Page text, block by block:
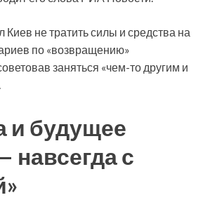
Киев не тратить силы и средства на
по «возвращению»
заняться «чем-то другим и
и будущее
навсегда с